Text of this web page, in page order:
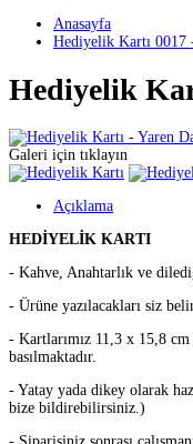
Anasayfa
Hediyelik Kartı 0017
Hediyelik
Galeri için tıklayın
Açıklama
HEDİYELİK KARTI
- Kahve, Anahtarlık ve
- Ürüne yazılacakları siz
- Kartlarımız 11,3 x 15,8
basılmaktadır.
- Yatay yada dikey olarak
bize bildirebilirsiniz.)
- Siparişiniz sonrası